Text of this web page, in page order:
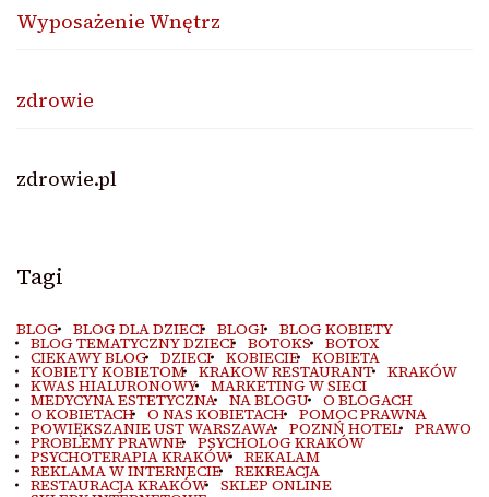
Wyposażenie Wnętrz
zdrowie
zdrowie.pl
Tagi
BLOG BLOG DLA DZIECI BLOGI BLOG KOBIETY
BLOG TEMATYCZNY DZIECI BOTOKS BOTOX
CIEKAWY BLOG DZIECI KOBIECIE KOBIETA
KOBIETY KOBIETOM KRAKOW RESTAURANT KRAKÓW
KWAS HIALURONOWY MARKETING W SIECI
MEDYCYNA ESTETYCZNA NA BLOGU O BLOGACH
O KOBIETACH O NAS KOBIETACH POMOC PRAWNA
POWIĘKSZANIE UST WARSZAWA POZNŃ HOTEL PRAWO
PROBLEMY PRAWNE PSYCHOLOG KRAKÓW
PSYCHOTERAPIA KRAKÓW REKALAM
REKLAMA W INTERNECIE REKREACJA
RESTAURACJA KRAKÓW SKLEP ONLINE